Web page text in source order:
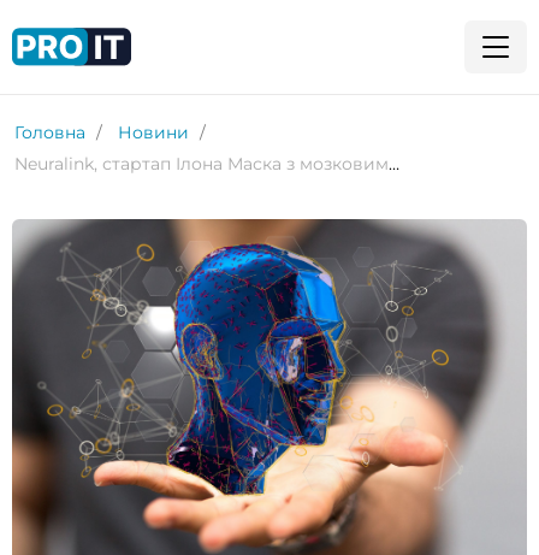
Головна
Новини
Neuralink, стартап Ілона Маска з мозковими чипами, непомітно залучив додаткові $43 мільйони